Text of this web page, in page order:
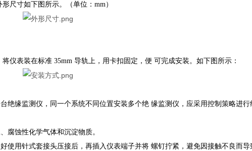
尺寸如下图所示。（单位：mm）
将仪表装在标准35mm导轨上，用卡扣固定，便可完成安装。如下图所示：
绝缘监测仪，同一个系统不同位置安装多个绝缘监测仪，应采用控制策略进行
腐蚀性化学气体和沉淀物质。
使用针式套接头压接后，再插入仪表端子并将螺钉拧紧，避免因接触不良而导